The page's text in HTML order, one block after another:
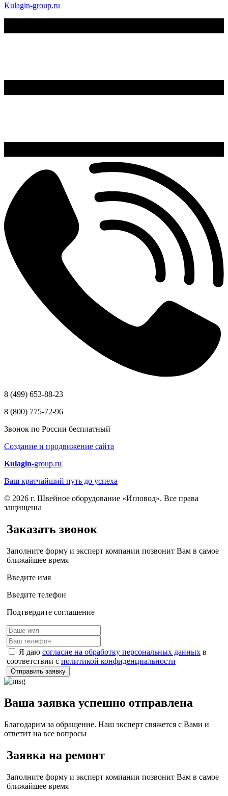
Kulagin-group.ru
8 (499) 653-88-23
8 (800) 775-72-96
Звонок по России бесплатный
Создание и продвижение сайта
Kulagin-group.ru
Ваш кратчайший путь до успеха
© 2026 г. Швейное оборудование «Игловод». Все права
защищены
Заказать звонок
Заполните форму и эксперт компании позвонит Вам в самое
ближайшее время
Введите имя
Введите телефон
Подтвердите соглашение
Я даю согласие на обработку персональных данных в
соответствии с политикой конфиденциальности
Отправить заявку
Ваша заявка успешно отправлена
Благодарим за обращение. Наш эксперт свяжется с Вами и
ответит на все вопросы
Заявка на ремонт
Заполните форму и эксперт компании позвонит Вам в самое
ближайшее время